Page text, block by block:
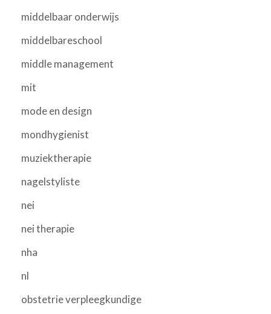
middelbaar onderwijs
middelbareschool
middle management
mit
mode en design
mondhygienist
muziektherapie
nagelstyliste
nei
nei therapie
nha
nl
obstetrie verpleegkundige